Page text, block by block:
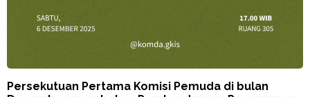
Persekutuan Pertama Komisi Pemuda di bulan